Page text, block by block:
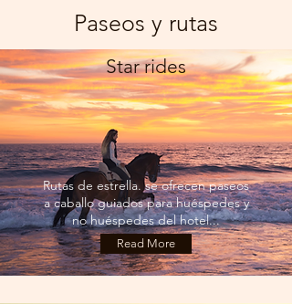
Paseos y rutas
Star rides
Rutas de estrella. se ofrecen paseos
a caballo guiados para huéspedes y
no huéspedes del hotel...
Read More